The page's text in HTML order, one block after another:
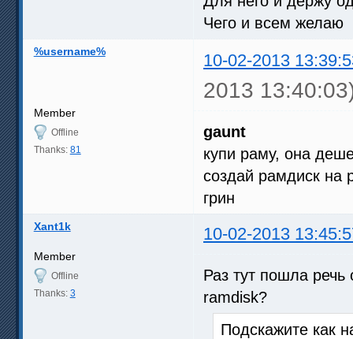
Чего и всем желаю
%username% 10-02-2013
2013
Member
Offline
Thanks: 81
gaunt
купи раму, она
создай рамдиск на
грин
Xant1k 10-02-2013
Member
Offline
Thanks: 3
Раз тут пошла речь
ramdisk?
Подскажите как